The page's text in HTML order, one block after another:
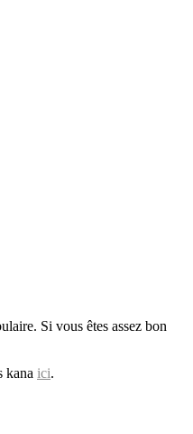
Si vous êtes assez bon
kana ici.